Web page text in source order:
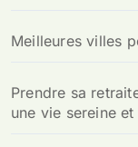
Meilleures villes
Prendre sa
une vie sereine